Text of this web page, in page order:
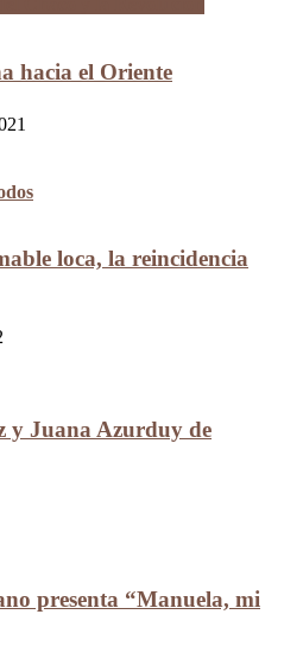
hacia el Oriente
loca, la reincidencia
y Juana Azurduy de
presenta “Manuela, mi